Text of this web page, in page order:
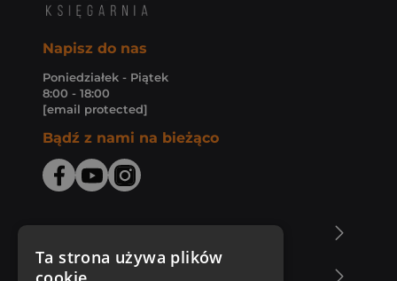
Napisz do nas
Poniedziałek - Piątek
8:00 - 18:00
[email protected]
Bądź z nami na bieżąco
Zakupy u nas
Ta strona używa plików